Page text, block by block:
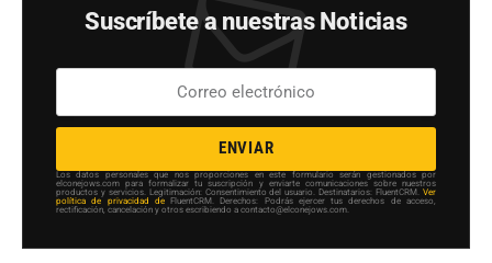
Suscríbete a nuestras Noticias
ENVIAR
Los datos personales que nos proporciones en este formulario serán gestionados por
elconejows.com para formalizar tu suscripción y enviarte comunicaciones sobre nuestros
productos y servicios. Legitimación: Consentimiento del usuario. Destinatarios: FluentCRM. Ver
política de privacidad de FluentCRM. Derechos: Podrás ejercer tus derechos de acceso,
rectificación, cancelación y otros escribiendo a contacto@elconejows.com.